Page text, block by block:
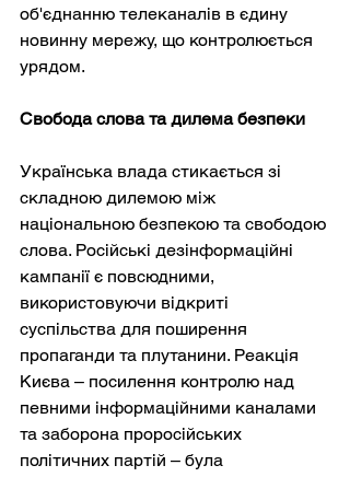
об'єднанню телеканалів в єдину
новинну мережу, що контролюється
урядом.
Свобода слова та дилема безпеки
Українська влада стикається зі
складною дилемою між
національною безпекою та свободою
слова. Російські дезінформаційні
кампанії є повсюдними,
використовуючи відкриті
суспільства для поширення
пропаганди та плутанини. Реакція
Києва – посилення контролю над
певними інформаційними каналами
та заборона проросійських
політичних партій – була